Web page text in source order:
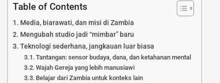
Table of Contents
Media, biarawati, dan misi di Zambia
Mengubah studio jadi “mimbar” baru
Teknologi sederhana, jangkauan luar biasa
Tantangan: sensor budaya, dana, dan ketahanan mental
Wajah Gereja yang lebih manusiawi
Belajar dari Zambia untuk konteks lain